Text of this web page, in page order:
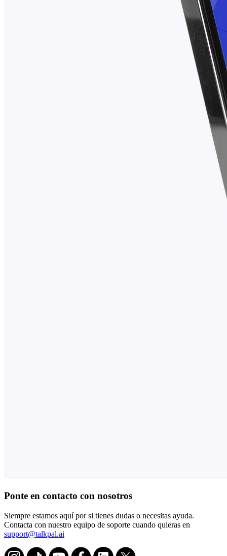
Ponte en contacto con nosotros
Siempre estamos aquí por si tienes dudas o necesitas ayuda.
Contacta con nuestro equipo de soporte cuando quieras en
support@talkpal.ai